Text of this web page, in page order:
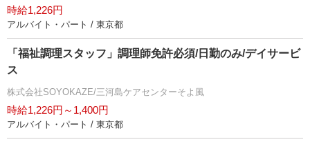
時給1,226円
アルバイト・パート / 東京都
「福祉調理スタッフ」調理師免許必須/日勤のみ/デイサービ
ス
株式会社SOYOKAZE/三河島ケアセンターそよ風
時給1,226円～1,400円
アルバイト・パート / 東京都